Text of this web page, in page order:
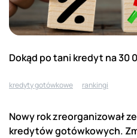
Dokąd po tani kredyt na 30
kredyty gotówkowe rankingi
Nowy rok zreorganizował
kredytów gotówkowych.